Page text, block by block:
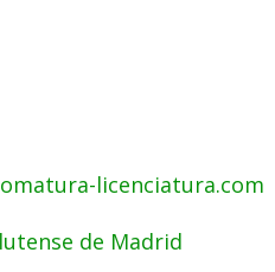
licenciatura.com
de Madrid